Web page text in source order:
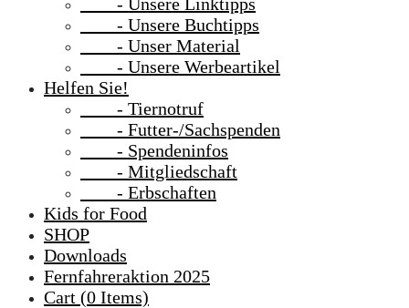
- Unsere Buchtipps
- Unser Material
- Unsere Werbeartikel
Helfen Sie!
- Tiernotruf
- Futter-/Sachspenden
- Spendeninfos
- Mitgliedschaft
- Erbschaften
Kids for Food
SHOP
Downloads
Fernfahreraktion 2025
Cart (0 Items)